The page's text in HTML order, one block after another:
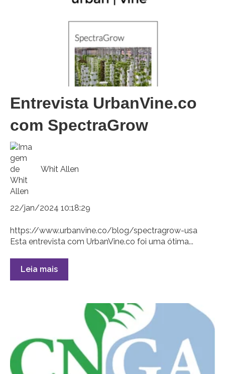
Entrevista UrbanVine.co
com SpectraGrow
Whit Allen
22/jan/2024 10:18:29
https://www.urbanvine.co/blog/spectragrow-usa
Esta entrevista com UrbanVine.co foi uma ótima...
Leia mais